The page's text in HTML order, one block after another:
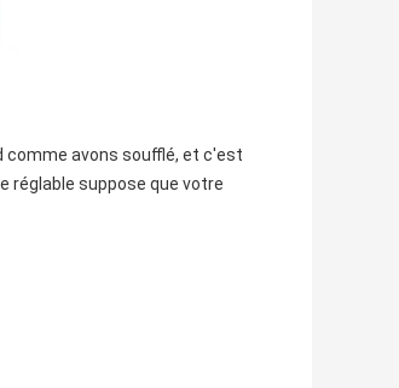
comme avons soufflé, et c'est
réglable suppose que votre